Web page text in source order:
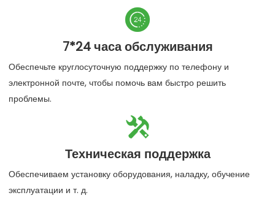

7*24 часа обслуживания
Обеспечьте круглосуточную поддержку по телефону и
электронной почте, чтобы помочь вам быстро решить
проблемы.

Техническая поддержка
Обеспечиваем установку оборудования, наладку, обучение
эксплуатации и т. д.